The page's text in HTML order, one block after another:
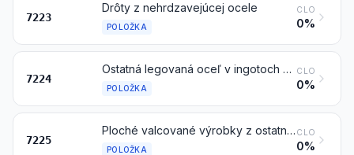
7223
Drôty z nehrdzavejúcej ocele
POLOŽKA
CLO
0%
7224
Ostatná legovaná oceľ v ingotoch alebo v ostatných základných tvaroch; polotovary z ostatnej legovanej ocele
POLOŽKA
CLO
0%
7225
Ploché valcované výrobky z ostatnej legovanej ocele, so šírkou 600 mm alebo väčšou
POLOŽKA
CLO
0%